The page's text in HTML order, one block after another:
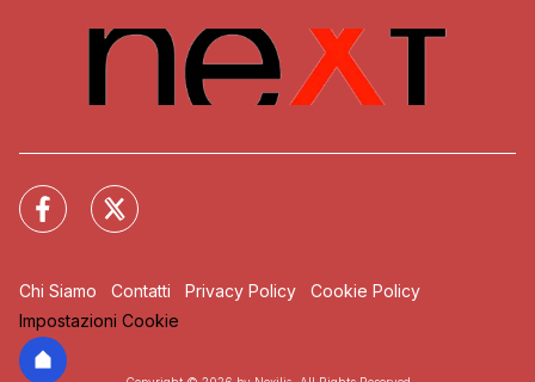
Chi Siamo Contatti Privacy Policy
Cookie Policy
Impostazioni Cookie